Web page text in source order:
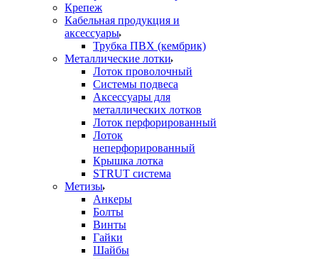
Крепеж
Кабельная продукция и
аксессуары
Трубка ПВХ (кембрик)
Металлические лотки
Лоток проволочный
Системы подвеса
Аксессуары для
металлических лотков
Лоток перфорированный
Лоток
неперфорированный
Крышка лотка
STRUT система
Метизы
Анкеры
Болты
Винты
Гайки
Шайбы